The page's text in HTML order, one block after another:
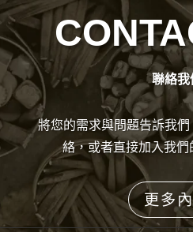
聯絡我
將您的需求與問題告訴我
絡，或者直接加入我
更多